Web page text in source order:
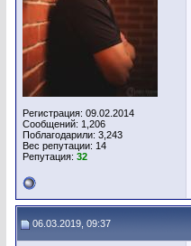
Регистрация: 09.02.2014
Сообщений: 1,206
Поблагодарили: 3,243
Вес репутации: 14
Репутация: 32
06.03.2019, 09:37